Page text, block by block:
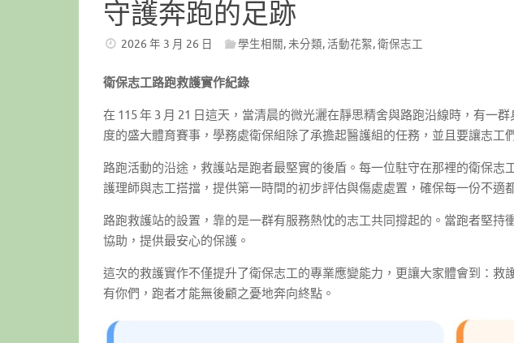
守護奔跑的足跡
2026 年 3 月 26 日 學生相關,未分類,活動花絮,衛保志工
衛保志工路跑救護實作紀錄
在 115 年 3 月 21 日這天，當清晨的微光灑在靜思精舍與路跑沿線時，有
度的盛大體育賽事，學務處衛保組除了承擔起醫護組的任務，並且要讓志工
路跑活動的沿途，救護站是跑者最堅實的後盾。每一位駐守在那裡的衛保
護理師與志工搭擋，提供第一時間的初步評估與傷處處置，確保每一份不適
路跑救護站的設置，靠的是一群有服務熱忱的志工共同撐起的。當跑者堅
協助，提供最安心的保護。
這次的救護實作不僅提升了衛保志工的專業應變能力，更讓大家體會到：
有你們，跑者才能無後顧之憂地奔向終點。